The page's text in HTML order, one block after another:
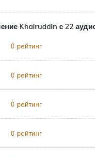
Khairuddin с 22
0 рейтинг
0 рейтинг
0 рейтинг
0 рейтинг